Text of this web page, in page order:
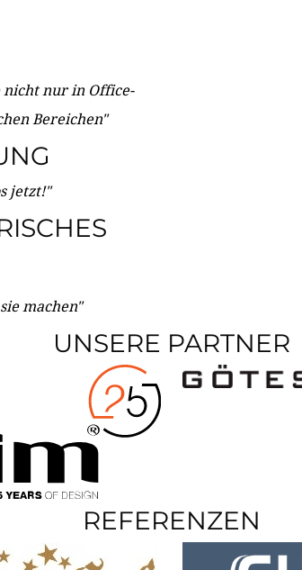
nicht nur in Office-
Bereichen"
jetzt!"
machen"
UNSERE PARTNER
REFERENZEN